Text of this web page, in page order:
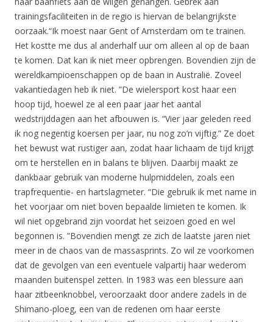
trainingsfaciliteiten in de regio is hiervan de belangrijkste
oorzaak.“Ik moest naar Gent of Amsterdam om te trainen.
Het kostte me dus al anderhalf uur om alleen al op de baan
te komen. Dat kan ik niet meer opbrengen. Bovendien zijn de
wereldkampioenschappen op de baan in Australië. Zoveel
vakantiedagen heb ik niet. ”De wielersport kost haar een
hoop tijd, hoewel ze al een paar jaar het aantal
wedstrijddagen aan het afbouwen is. “Vier jaar geleden reed
ik nog negentig koersen per jaar, nu nog zo’n vijftig.” Ze doet
het bewust wat rustiger aan, zodat haar lichaam de tijd krijgt
om te herstellen en in balans te blijven. Daarbij maakt ze
dankbaar gebruik van moderne hulpmiddelen, zoals een
trapfrequentie- en hartslagmeter. “Die gebruik ik met name in
het voorjaar om niet boven bepaalde limieten te komen. Ik
wil niet opgebrand zijn voordat het seizoen goed en wel
begonnen is. ”Bovendien mengt ze zich de laatste jaren niet
meer in de chaos van de massasprints. Zo wil ze voorkomen
dat de gevolgen van een eventuele valpartij haar wederom
maanden buitenspel zetten. In 1983 was een blessure aan
haar zitbeenknobbel, veroorzaakt door andere zadels in de
Shimano-ploeg, een van de redenen om haar eerste